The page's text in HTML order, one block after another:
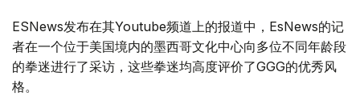
ESNews发布在其Youtube频道上的报道中，EsNews的记
者在一个位于美国境内的墨西哥文化中心向多位不同年龄段
的拳迷进行了采访，这些拳迷均高度评价了GGG的优秀风
格。